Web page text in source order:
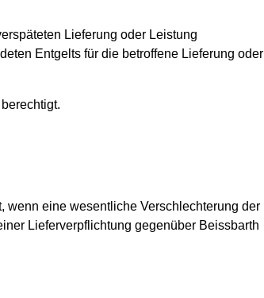
Lieferung oder Leistung
Entgelts für die betroffene Lieferung oder
wenn eine wesentliche Verschlechterung der
Lieferverpflichtung gegenüber Beissbarth